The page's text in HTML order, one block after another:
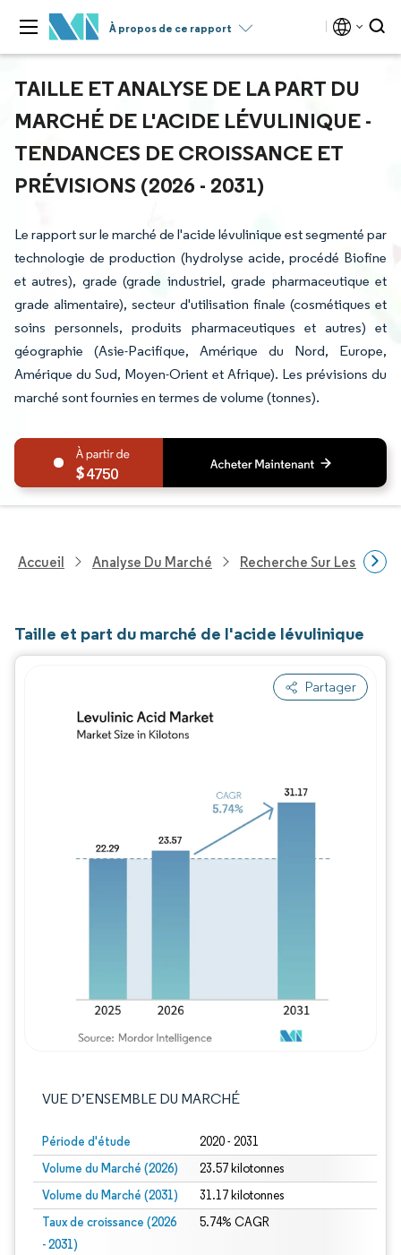
À propos de ce rapport
TAILLE ET ANALYSE DE LA PART DU
MARCHÉ DE L'ACIDE LÉVULINIQUE -
TENDANCES DE CROISSANCE ET
PRÉVISIONS (2026 - 2031)
Le rapport sur le marché de l'acide lévulinique est segmenté par
technologie de production (hydrolyse acide, procédé Biofine
et autres), grade (grade industriel, grade pharmaceutique et
grade alimentaire), secteur d'utilisation finale (cosmétiques et
soins personnels, produits pharmaceutiques et autres) et
géographie (Asie-Pacifique, Amérique du Nord, Europe,
Amérique du Sud, Moyen-Orient et Afrique). Les prévisions du
marché sont fournies en termes de volume (tonnes).
4750
Accueil Analyse Du Marché Recherche Sur Les
Taille et part du marché de l'acide lévulinique
Partager
VUE D’ENSEMBLE DU MARCHÉ
Période d'étude 2020 - 2031
Volume du Marché (2026) 23.57 kilotonnes
Volume du Marché (2031) 31.17 kilotonnes
Taux de croissance (2026
- 2031)
5.74% CAGR